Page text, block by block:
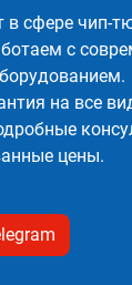
в сфере чип-
с
на все
цены.